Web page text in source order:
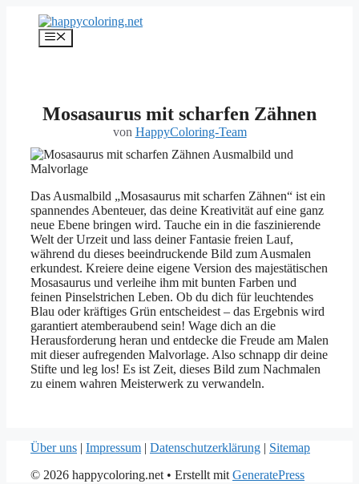
springen
Menü
Mosasaurus mit scharfen Zähnen
von HappyColoring-Team
Das Ausmalbild „Mosasaurus mit scharfen Zähnen“ ist ein
spannendes Abenteuer, das deine Kreativität auf eine ganz
neue Ebene bringen wird. Tauche ein in die faszinierende
Welt der Urzeit und lass deiner Fantasie freien Lauf,
während du dieses beeindruckende Bild zum Ausmalen
erkundest. Kreiere deine eigene Version des majestätischen
Mosasaurus und verleihe ihm mit bunten Farben und
feinen Pinselstrichen Leben. Ob du dich für leuchtendes
Blau oder kräftiges Grün entscheidest – das Ergebnis wird
garantiert atemberaubend sein! Wage dich an die
Herausforderung heran und entdecke die Freude am Malen
mit dieser aufregenden Malvorlage. Also schnapp dir deine
Stifte und leg los! Es ist Zeit, dieses Bild zum Nachmalen
zu einem wahren Meisterwerk zu verwandeln.
Über uns | Impressum | Datenschutzerklärung | Sitemap
© 2026 happycoloring.net • Erstellt mit GeneratePress